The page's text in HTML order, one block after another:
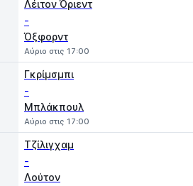
Λέιτον Όριεντ
-
Όξφορντ
Αύριο στις 17:00
Γκρίμσμπι
-
Μπλάκπουλ
Αύριο στις 17:00
Τζίλιγχαμ
-
Λούτον